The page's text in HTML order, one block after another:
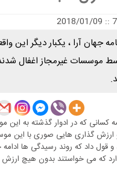
آرا ، یکبار دیگر این
موسسات غیرمجاز اغفال
کسانی که در ادوار گذشته به
و ارزش گذاری هایی صوری با این
قول داد که روند رسیدگی ها ادامه
که می خواستند بدون هیچ